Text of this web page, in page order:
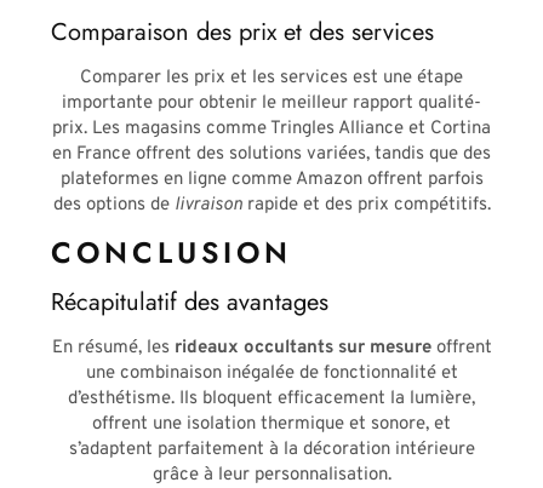
Comparaison des prix et des services
Comparer les prix et les services est une étape
importante pour obtenir le meilleur rapport qualité-
prix. Les magasins comme Tringles Alliance et Cortina
en France offrent des solutions variées, tandis que des
plateformes en ligne comme Amazon offrent parfois
des options de livraisonrapide et des prix compétitifs.
CONCLUSION
Récapitulatif des avantages
En résumé, les rideaux occultants sur mesureoffrent
une combinaison inégalée de fonctionnalité et
d’esthétisme. Ils bloquent efficacement la lumière,
offrent une isolation thermique et sonore, et
s’adaptent parfaitement à la décoration intérieure
grâce à leur personnalisation.